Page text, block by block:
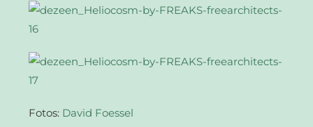
Fotos: David Foessel